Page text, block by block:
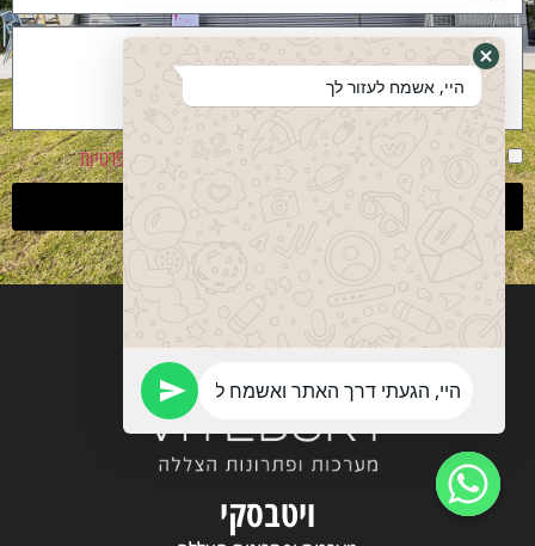
למדיניות פרטיות
ויטבסקי
היי, אשמח לעזור לך